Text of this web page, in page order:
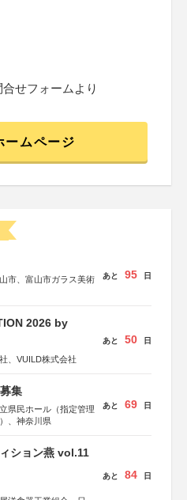
せフォームより
ームページ
市、富山市ガラス美術
あと 95 日
2026 by
、VUILD株式会社
あと 50 日
集
県民ホール（指定管理
、神奈川県
あと 69 日
ション燕 vol.11
あと 84 日